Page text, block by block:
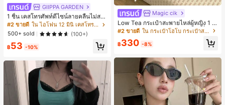
GIIPPA GARDEN
1 ชิ้น เคสโทรศัพท์ดีไซน์ลายคลื่นไม่สม
มาตรสำหรับ Phone 17 Pro Max, เหม
าะสำหรับ Phone 16 Pro Max, 15 Pro
Max, 14 Pro Max, เคสโทรศัพท์สไตล์เ
กาหลีและน่าสนใจ, เข้ากันได้กับ 11/12/
13/14/15/16 Pro Max Plus, ดีไซน์หรู
ขวัญในอุดมคติสำหรับคริสต์มาส, วันว
าเลนไทน์, อีสเตอร์, ฤดูแต่งงานและวันเ
กิดสำหรับแฟนสาว
#2 ขายดี
ใน ไอโฟน 12 มินิ เคสโทรศัพท์แฟชั่น
500+ sold
(100+)
฿53 -10%
Magic cik
Low Tea กระเป๋าสะพายไหล่ผู้หญิง 1 ชิ้
น ลายจุด ผ้า PU สไตล์วินเทจแฟชั่น ทร
ดุมแป๊ก สายสะพายปรับได้ ใช้สะพายไ
ลางแจ้ง ท่องเที่ยว และออกไปข้างนอก
(พร้อมจี้ห้อย)
#2 ขายดี ใน กระเป๋าโฮโบ กระเป๋าสะพายผู้หญิง
฿330 -8%